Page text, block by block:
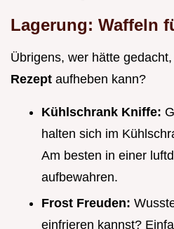
Lagerung: Waffeln
Übrigens, wer hätte
Rezept aufheben kann?
Kühlschrank Kniffe:
halten sich im
Am besten in einer
aufbewahren.
Frost Freuden:
einfrieren kannst?